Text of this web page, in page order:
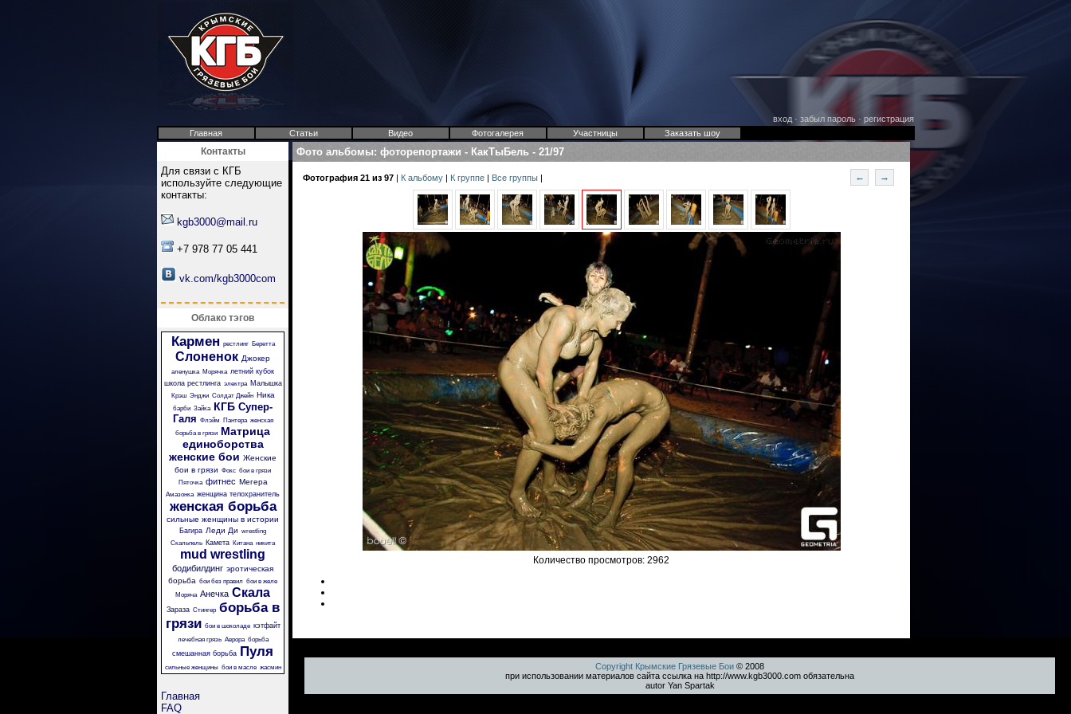
вход· забыл пароль· регистрация
Главная
Статьи Видео Фотогалерея Участницы Заказать шоу
Контакты
Для связи с КГБ
используйте следующие
контакты:
kgb3000@mail.ru
+7 978 77 05 441
vk.com/kgb3000com
Облако тэгов
Кармен рестлинг Беретта
Слоненок Джокер
аленушка Морячка летний кубок
школа рестлинга электра Малышка
Крэш Энджи Солдат Джейн Ника
барби Зайка КГБ Супер-
Галя Флэйм Пантера женская
борьба в грязи Матрица
единоборства
женские бои Женские
бои в грязи Фокс бои в грязи
Пяточка фитнес Мегера
Амазонка женщина телохранитель
женская борьба
сильные женщины в истории
Багира Леди Ди wrestling
Скальпель Камета Китана никита
mud wrestling
бодибилдинг эротическая
борьба бои без правил бои в желе
Моряча Анечка Скала
Зараза Стингер борьба в
грязи бои в шоколаде кэтфайт
лечебная грязь Аврора борьба
смешанная борьба Пуля
сильные женщины бои в масле жасмин
Главная
FAQ
Фото альбомы: фоторепортажи - КакТыБель - 21/97
Фотография 21 из 97 | К альбому | К группе | Все группы | ← →
Количество просмотров: 2962
Copyright Крымские Грязевые Бои © 2008
при использовании материалов сайта ссылка на http://www.kgb3000.com обязательна
autor Yan Spartak